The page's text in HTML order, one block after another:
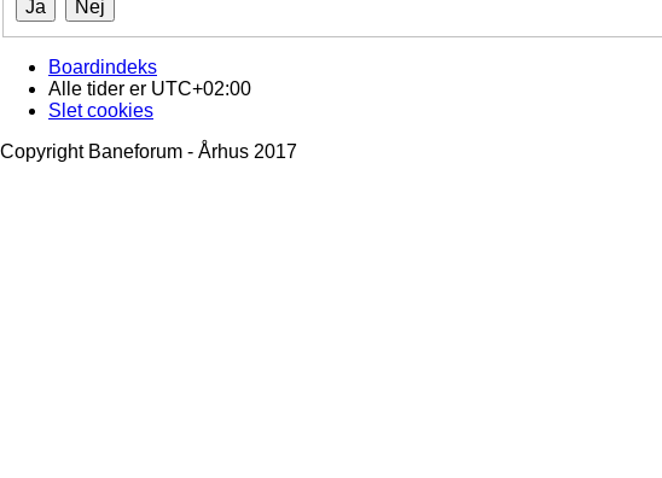
Boardindeks
Alle tider er UTC+02:00
Slet cookies
Copyright Baneforum - Århus 2017